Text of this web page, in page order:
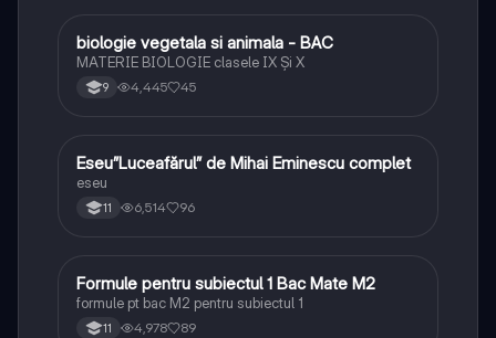
Biologie
biologie vegetala si animala - BAC
MATERIE BIOLOGIE clasele IX Şi X
9 4,445 45
Limba și literatura română
Eseu”Luceafărul” de Mihai Eminescu complet
eseu
11 6,514 96
Matematică
Formule pentru subiectul 1 Bac Mate M2
formule pt bac M2 pentru subiectul 1
11 4,978 89